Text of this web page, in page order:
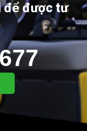
để được tư